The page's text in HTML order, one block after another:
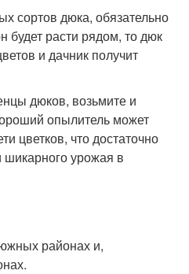
сортов дюка, обязательно
будет расти рядом, то дюк
и дачник получит
дюков, возьмите и
опылитель может
цветков, что достаточно
урожая в
районах и,